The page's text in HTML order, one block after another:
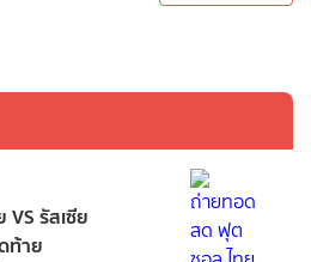
รัสเซีย
ท้าย